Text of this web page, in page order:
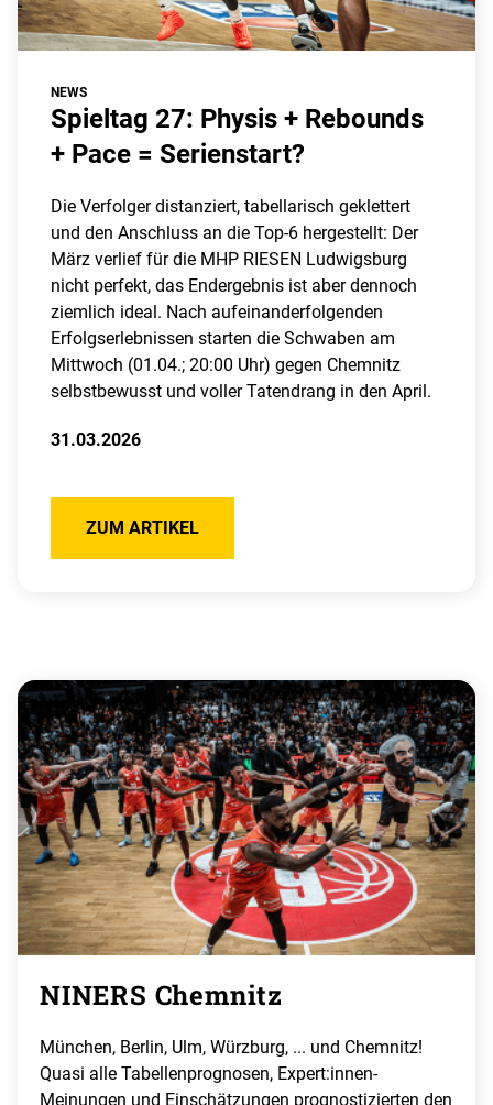
NEWS
Spieltag 27: Physis + Rebounds
+ Pace = Serienstart?
Die Verfolger distanziert, tabellarisch geklettert
und den Anschluss an die Top-6 hergestellt: Der
März verlief für die MHP RIESEN Ludwigsburg
nicht perfekt, das Endergebnis ist aber dennoch
ziemlich ideal. Nach aufeinanderfolgenden
Erfolgserlebnissen starten die Schwaben am
Mittwoch (01.04.; 20:00 Uhr) gegen Chemnitz
selbstbewusst und voller Tatendrang in den April.
31.03.2026
ZUM ARTIKEL
NINERS Chemnitz
München, Berlin, Ulm, Würzburg, ... und Chemnitz!
Quasi alle Tabellenprognosen, Expert:innen-
Meinungen und Einschätzungen prognostizierten den